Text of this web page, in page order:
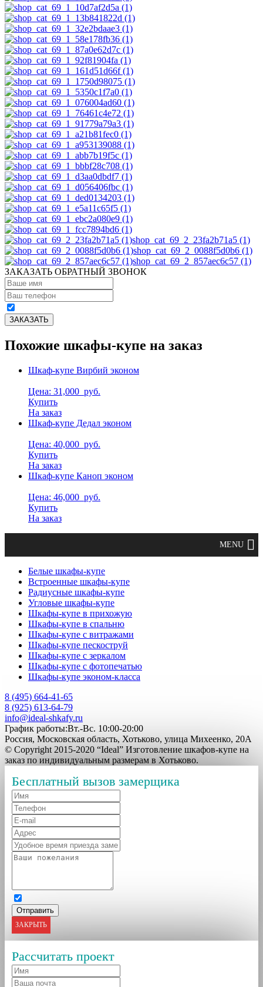
shop_cat_69_2_23fa2b71a5 (1)
shop_cat_69_2_0088f5d0b6 (1)
shop_cat_69_2_857aec6c57 (1)
ЗАКАЗАТЬ ОБРАТНЫЙ ЗВОНОК
Похожие шкафы-купе на заказ
Шкаф-купе Вирбий эконом
Цена: 31,000 руб.
Купить
На заказ
Шкаф-купе Дедал эконом
Цена: 40,000 руб.
Купить
На заказ
Шкаф-купе Каноп эконом
Цена: 46,000 руб.
Купить
На заказ
Белые шкафы-купе
Встроенные шкафы-купе
Радиусные шкафы-купе
Угловые шкафы-купе
Шкафы-купе в прихожую
Шкафы-купе в спальню
Шкафы-купе с витражами
Шкафы-купе пескоструй
Шкафы-купе с зеркалом
Шкафы-купе с фотопечатью
Шкафы-купе эконом-класса
8 (495) 664-41-65
8 (925) 613-64-79
info@ideal-shkafy.ru
График работы:Вт.-Вс. 10:00-20:00
Россия, Московская область, Хотьково, улица Михеенко, 20А
© Copyright 2015-2020 “Ideal” Изготовление шкафов-купе на
заказ по индивидуальным размерам в Хотьково.
Бесплатный вызов замерщика
ЗАКРЫТЬ
Рассчитать проект